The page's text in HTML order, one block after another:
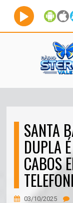
SANTA
DUPLA
CABOS
03/10/2025